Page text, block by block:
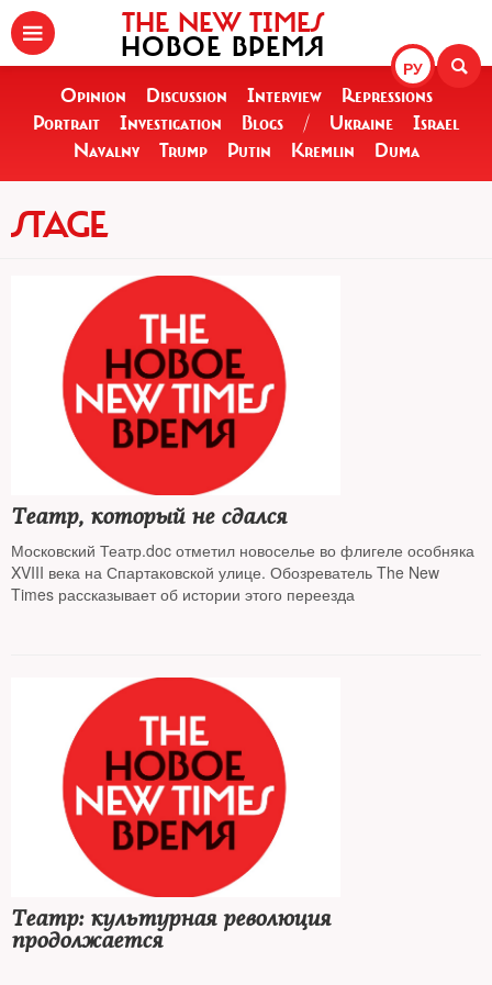
РУ
THE NEW TIMES
НОВОЕ ВРЕМЯ
Opinion Discussion Interview
Repressions
Portrait
Investigation Blogs / Ukraine
Israel
Navalny
Trump Putin Kremlin Duma
STAGE
Театр, который не сдался
Московский Театр.doc отметил новоселье во флигеле особняка
XVIII века на Спартаковской улице. Обозреватель The New
Times рассказывает об истории этого переезда
Театр: культурная революция
продолжается